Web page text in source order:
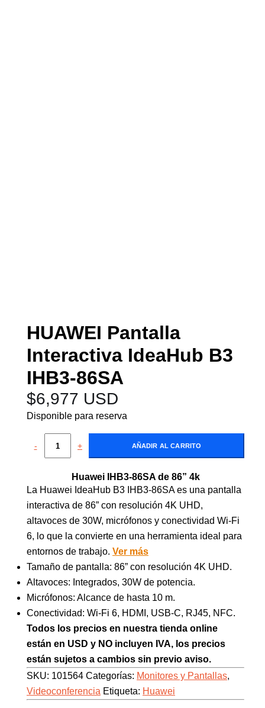
HUAWEI Pantalla
Interactiva IdeaHub B3
IHB3-86SA
$6,977 USD
Disponible para reserva
- + AÑADIR AL CARRITO
Huawei IHB3-86SA de 86” 4k
La Huawei IdeaHub B3 IHB3-86SA es una pantalla
interactiva de 86” con resolución 4K UHD,
altavoces de 30W, micrófonos y conectividad Wi-Fi
6, lo que la convierte en una herramienta ideal para
entornos de trabajo. Ver más
Tamaño de pantalla: 86” con resolución 4K UHD.
Altavoces: Integrados, 30W de potencia.
Micrófonos: Alcance de hasta 10 m.
Conectividad: Wi-Fi 6, HDMI, USB-C, RJ45, NFC.
Todos los precios en nuestra tienda online
están en USD y NO incluyen IVA, los precios
están sujetos a cambios sin previo aviso.
SKU: 101564 Categorías: Monitores y Pantallas,
Videoconferencia Etiqueta: Huawei